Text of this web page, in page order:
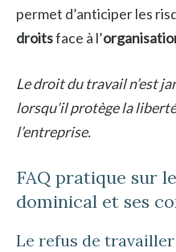
permet d’anticiper les
droitsface à l’
Le droit du travail n’est
lorsqu’il protège la
l’entreprise.
FAQ pratique sur
dominical et ses
Le refus de